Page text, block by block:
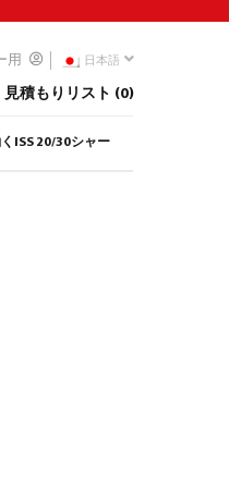
用 日本語
見積もりリスト (0)
ISS 20/30シャー